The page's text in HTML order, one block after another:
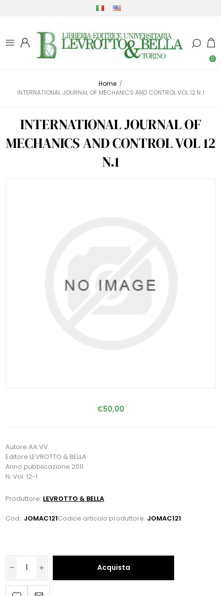
0
Home /
INTERNATIONAL JOURNAL OF MECHANICS AND CONTROL VOL 12 N.1
INTERNATIONAL JOURNAL OF
MECHANICS AND CONTROL VOL 12
N.1
€50,00
Autore AA.VV.
Editore LEVROTTO & BELLA
Anno pubblicazione 2011
N. Vol. 12-1
Produttore: LEVROTTO & BELLA
Cod.: JOMAC121Codice articolo produttore: JOMAC121
Acquista